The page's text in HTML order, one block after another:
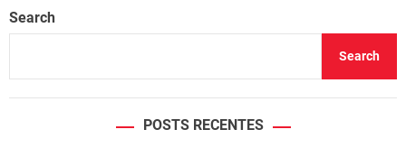
Search
Search
POSTS RECENTES